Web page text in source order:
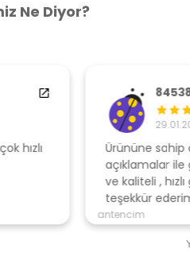
Ne Diyor?
müşteri odaklı
ambalajı özenli
için mağazaya